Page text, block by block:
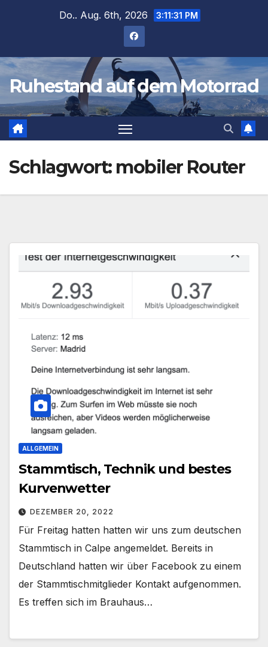
Do.. Aug. 6th, 2026 3:11:31 PM
Ruhestand auf dem Motorrad
Schlagwort: mobiler Router
ALLGEMEIN
Stammtisch, Technik und bestes
Kurvenwetter
DEZEMBER 20, 2022
Für Freitag hatten hatten wir uns zum deutschen
Stammtisch in Calpe angemeldet. Bereits in
Deutschland hatten wir über Facebook zu einem
der Stammtischmitglieder Kontakt aufgenommen.
Es treffen sich im Brauhaus…